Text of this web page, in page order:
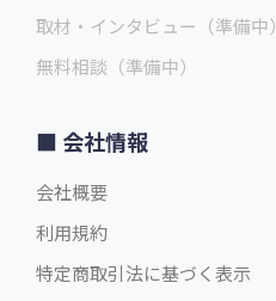
取材・インタビュー（準備中）
無料相談（準備中）
会社情報
会社概要
利用規約
特定商取引法に基づく表示